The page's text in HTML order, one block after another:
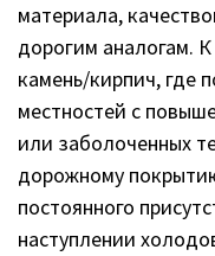
материала,
дорогим аналогам.
камень/кирпич, где
местностей с
или заболоченных
дорожному
постоянного
наступлении